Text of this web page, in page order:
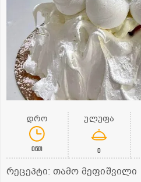
დრო
0წთ
ულუფა
0
რეცეპტი: თამო მეფიშვილი